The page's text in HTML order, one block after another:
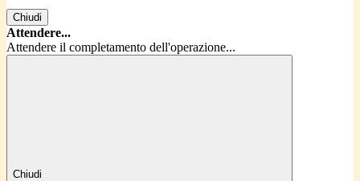
Chiudi
Attendere...
Attendere il completamento dell'operazione...
Chiudi